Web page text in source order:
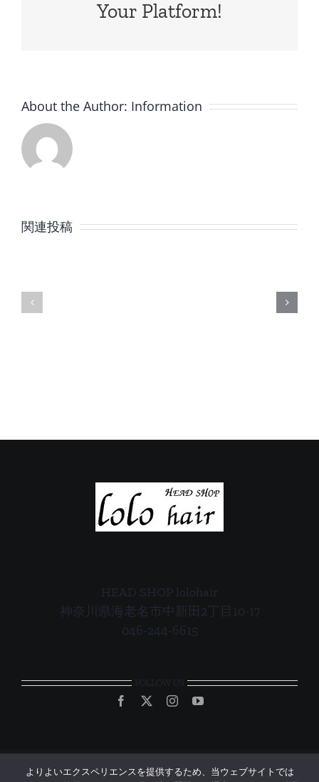
Your Platform!
About the Author: Information
関連投稿 月
内
月
内
HEAD SHOP lolohair
神奈川県海老名市中新田2丁目10-17
046-244-6615
FOLLOW US
よりよいエクスペリエンスを提供するため、当ウェブサイトでは